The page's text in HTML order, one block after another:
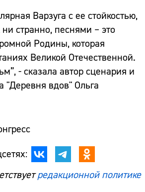
Варзуга с ее стойкостью,
странно, песнями – это
Родины, которая
Великой Отечественной.
- сказала автор сценария и
"Деревня вдов" Ольга
редакционной политике